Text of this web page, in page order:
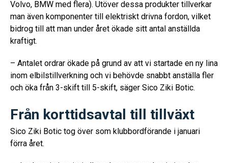
Volvo, BMW med flera). Utöver dessa produkter tillverkar
man även komponenter till elektriskt drivna fordon, vilket
bidrog till att man under året ökade sitt antal anställda
kraftigt.
– Antalet ordrar ökade på grund av att vi startade en ny lina
inom elbilstillverkning och vi behövde snabbt anställa fler
och öka från 3-skift till 5-skift, säger Sico Ziki Botic.
Från korttidsavtal till tillväxt
Sico Ziki Botic tog över som klubbordförande i januari
förra året.